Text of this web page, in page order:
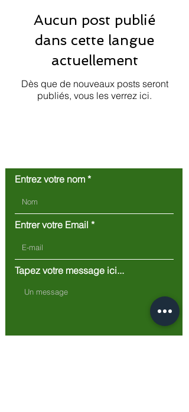
Aucun post publié
dans cette langue
actuellement
Dès que de nouveaux posts seront
publiés, vous les verrez ici.
Entrez votre nom
Entrer votre Email
Tapez votre message ici...